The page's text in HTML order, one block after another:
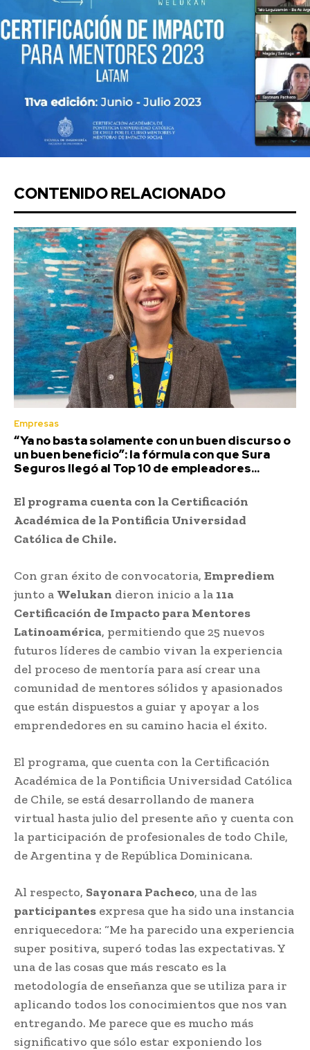
CONTENIDO RELACIONADO
Empresas
“Ya no basta solamente con un buen discurso o
un buen beneficio”: la fórmula con que Sura
Seguros llegó al Top 10 de empleadores...
El programa cuenta con la Certificación
Académica de la Pontificia Universidad
Católica de Chile.
Con gran éxito de convocatoria, Emprediem
junto a Welukan dieron inicio a la 11a
Certificación de Impacto para Mentores
Latinoamérica, permitiendo que 25 nuevos
futuros líderes de cambio vivan la experiencia
del proceso de mentoría para así crear una
comunidad de mentores sólidos y apasionados
que están dispuestos a guiar y apoyar a los
emprendedores en su camino hacia el éxito.
El programa, que cuenta con la Certificación
Académica de la Pontificia Universidad Católica
de Chile, se está desarrollando de manera
virtual hasta julio del presente año y cuenta con
la participación de profesionales de todo Chile,
de Argentina y de República Dominicana.
Al respecto, Sayonara Pacheco, una de las
participantes expresa que ha sido una instancia
enriquecedora: “Me ha parecido una experiencia
super positiva, superó todas las expectativas. Y
una de las cosas que más rescato es la
metodología de enseñanza que se utiliza para ir
aplicando todos los conocimientos que nos van
entregando. Me parece que es mucho más
significativo que sólo estar exponiendo los